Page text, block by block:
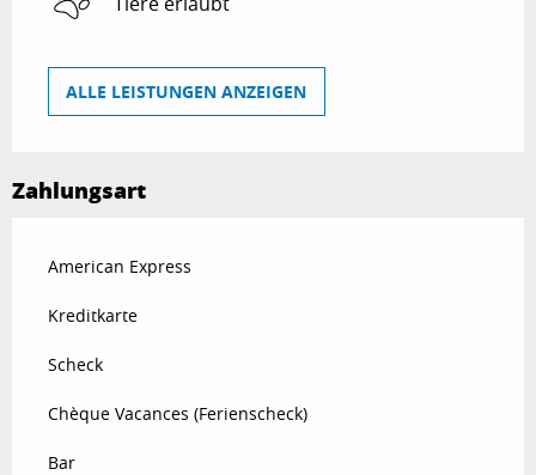
ALLE LEISTUNGEN ANZEIGEN
Zahlungsart
American Express
Kreditkarte
Scheck
Chèque Vacances (Ferienscheck)
Bar